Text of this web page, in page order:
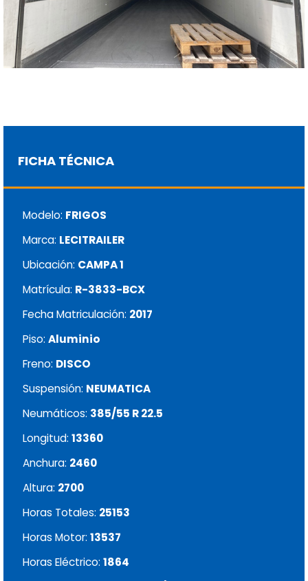
FICHA TÉCNICA
Modelo: FRIGOS
Marca: LECITRAILER
Ubicación: CAMPA 1
Matrícula: R-3833-BCX
Fecha Matriculación: 2017
Piso: Aluminio
Freno: DISCO
Suspensión: NEUMATICA
Neumáticos: 385/55 R 22.5
Longitud: 13360
Anchura: 2460
Altura: 2700
Horas Totales: 25153
Horas Motor: 13537
Horas Eléctrico: 1864